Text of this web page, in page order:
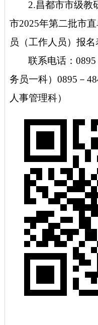
2.昌都市市级教
市2025年第二批市
员（工作人员）报名
联系电话：
务员一科）0895－
人事管理科）